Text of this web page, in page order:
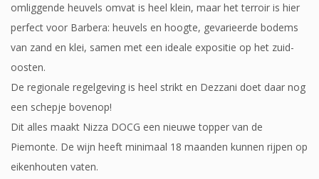
omliggende heuvels omvat is heel klein, maar het terroir is hier
perfect voor Barbera: heuvels en hoogte, gevarieerde bodems
van zand en klei, samen met een ideale expositie op het zuid-
oosten.
De regionale regelgeving is heel strikt en Dezzani doet daar nog
een schepje bovenop!
Dit alles maakt Nizza DOCG een nieuwe topper van de
Piemonte. De wijn heeft minimaal 18 maanden kunnen rijpen op
eikenhouten vaten.